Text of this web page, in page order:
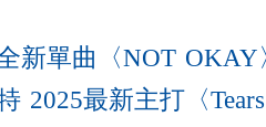
新單曲〈NOT OKAY
2025最新主打〈